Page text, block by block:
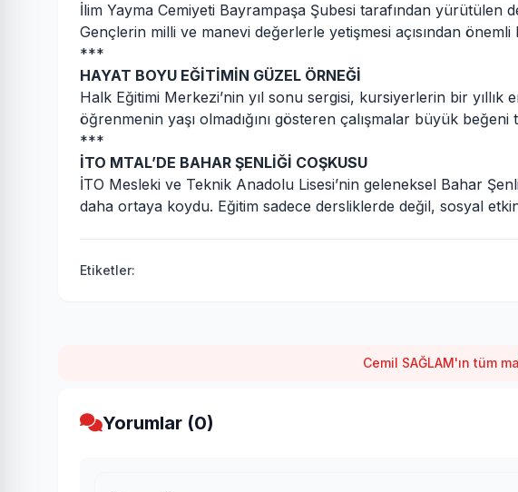
İlim Yayma Cemiyeti Bayrampaşa Şubesi tarafından yürütülen
Gençlerin milli ve manevi değerlerle yetişmesi açısından
***
HAYAT BOYU EĞİTİMİN GÜZEL ÖRNEĞİ
Halk Eğitimi Merkezi’nin yıl sonu sergisi, kursiyerlerin bir
öğrenmenin yaşı olmadığını gösteren çalışmalar büyük beğeni
***
İTO MTAL’DE BAHAR ŞENLİĞİ COŞKUSU
İTO Mesleki ve Teknik Anadolu Lisesi’nin geleneksel Bahar
daha ortaya koydu. Eğitim sadece dersliklerde değil, sosyal
Etiketler:
Cemil SAĞLAM'ın tüm
Yorumlar (0)